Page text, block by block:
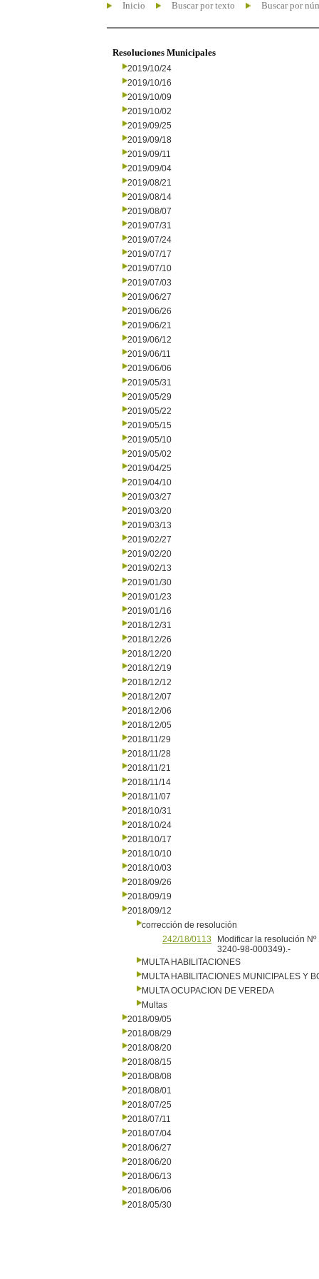
Inicio Buscar por texto Buscar por
Resoluciones Municipales
2019/10/24
2019/10/16
2019/10/09
2019/10/02
2019/09/25
2019/09/18
2019/09/11
2019/09/04
2019/08/21
2019/08/14
2019/08/07
2019/07/31
2019/07/24
2019/07/17
2019/07/10
2019/07/03
2019/06/27
2019/06/26
2019/06/21
2019/06/12
2019/06/11
2019/06/06
2019/05/31
2019/05/29
2019/05/22
2019/05/15
2019/05/10
2019/05/02
2019/04/25
2019/04/10
2019/03/27
2019/03/20
2019/03/13
2019/02/27
2019/02/20
2019/02/13
2019/01/30
2019/01/23
2019/01/16
2018/12/31
2018/12/26
2018/12/20
2018/12/19
2018/12/12
2018/12/07
2018/12/06
2018/12/05
2018/11/29
2018/11/28
2018/11/21
2018/11/14
2018/11/07
2018/10/31
2018/10/24
2018/10/17
2018/10/10
2018/10/03
2018/09/26
2018/09/19
2018/09/12
corrección de resolución
242/18/0113
Modificar la resolución
3240-98-000349).-
MULTA HABILITACIONES
MULTA HABILITACIONES MUNICIPALES Y
MULTA OCUPACION DE VEREDA
Multas
2018/09/05
2018/08/29
2018/08/20
2018/08/15
2018/08/08
2018/08/01
2018/07/25
2018/07/11
2018/07/04
2018/06/27
2018/06/20
2018/06/13
2018/06/06
2018/05/30